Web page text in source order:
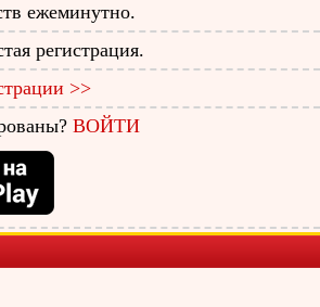
ежеминутно.
регистрация.
>>
ВОЙТИ